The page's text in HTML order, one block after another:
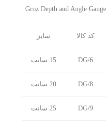
Groz Depth and Angle Gauge
کد کالا سایز
DG/6 15 سانت
DG/8 20 سانت
DG/9 25 سانت